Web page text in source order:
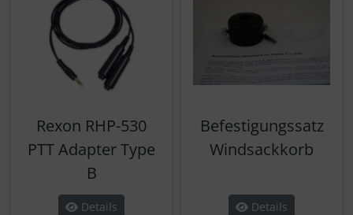
Rexon RHP-530
PTT Adapter Type
B
Details
Befestigungssatz
Windsackkorb
Details